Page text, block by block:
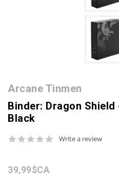
Arcane Tinmen
Binder: Dragon
Black
0.0
Write a review
39,99$CA